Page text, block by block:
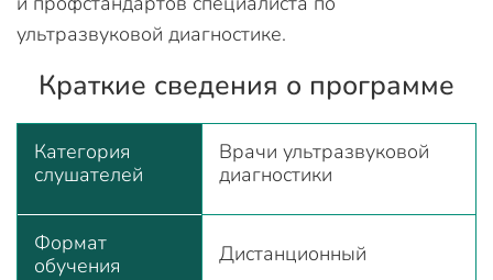
ультразвуковой диагностике.
Краткие сведения о программе
Категория
слушателей
Врачи ультразвуковой
диагностики
Формат
обучения
Дистанционный